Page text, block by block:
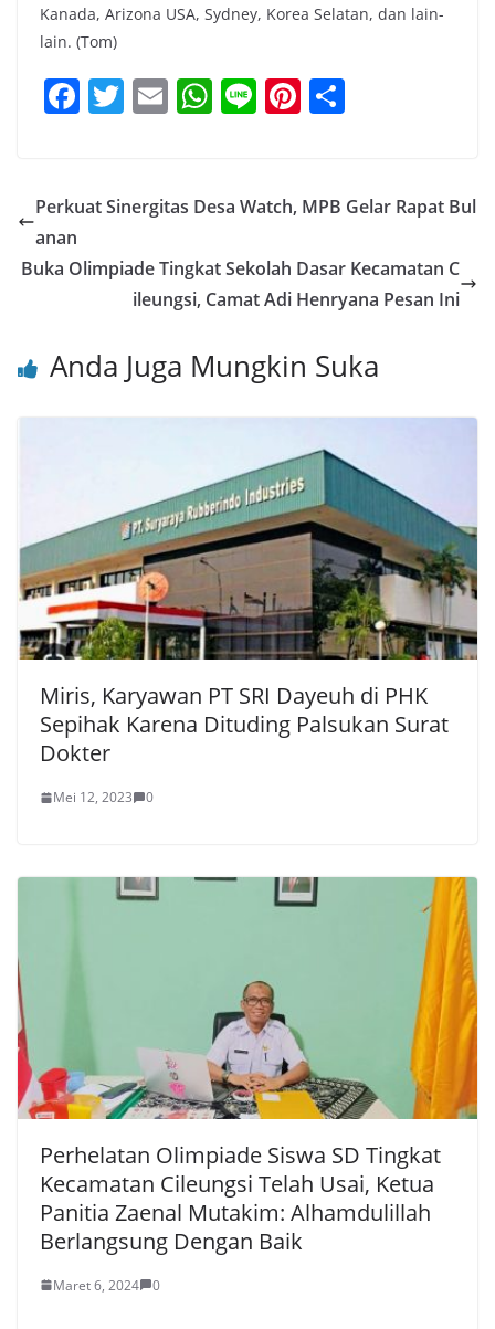
Kanada, Arizona USA, Sydney, Korea Selatan, dan lain-
lain. (Tom)
F
e
o
k
T
er
E
l
W
s
p
p
Li Pi
e e
Perkuat Sinergitas Desa Watch, MPB Gelar Rapat Bul
anan
Buka Olimpiade Tingkat Sekolah Dasar Kecamatan C
ileungsi, Camat Adi Henryana Pesan Ini
Anda Juga Mungkin Suka
Miris, Karyawan PT SRI Dayeuh di PHK
Sepihak Karena Dituding Palsukan Surat
Dokter
Mei 12, 2023 0
Perhelatan Olimpiade Siswa SD Tingkat
Kecamatan Cileungsi Telah Usai, Ketua
Panitia Zaenal Mutakim: Alhamdulillah
Berlangsung Dengan Baik
Maret 6, 2024 0